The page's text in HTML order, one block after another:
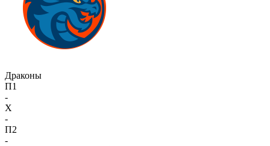
Драконы
П1
-
X
-
П2
-